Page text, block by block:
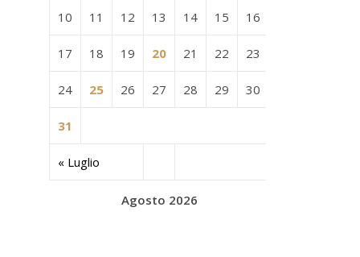
Agosto 2026
« Luglio
10 11 12 13 14 15 16
17 18 19 20 21 22 23
24 25 26 27 28 29 30
31